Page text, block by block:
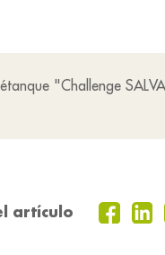
"Challenge
artículo